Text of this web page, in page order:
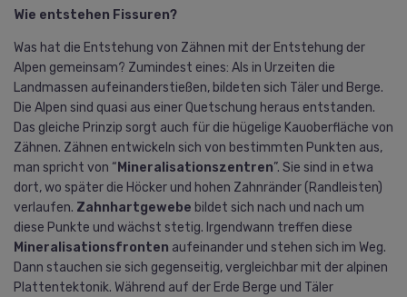
Wie entstehen Fissuren?
Was hat die Entstehung von Zähnen mit der Entstehung der
Alpen gemeinsam? Zumindest eines: Als in Urzeiten die
Landmassen aufeinanderstießen, bildeten sich Täler und Berge.
Die Alpen sind quasi aus einer Quetschung heraus entstanden.
Das gleiche Prinzip sorgt auch für die hügelige Kauoberfläche von
Zähnen. Zähnen entwickeln sich von bestimmten Punkten aus,
man spricht von “ Mineralisationszentren”. Sie sind in etwa
dort, wo später die Höcker und hohen Zahnränder (Randleisten)
verlaufen. Zahnhartgewebe bildet sich nach und nach um
diese Punkte und wächst stetig. Irgendwann treffen diese
Mineralisationsfronten aufeinander und stehen sich im Weg.
Dann stauchen sie sich gegenseitig, vergleichbar mit der alpinen
Plattentektonik. Während auf der Erde Berge und Täler